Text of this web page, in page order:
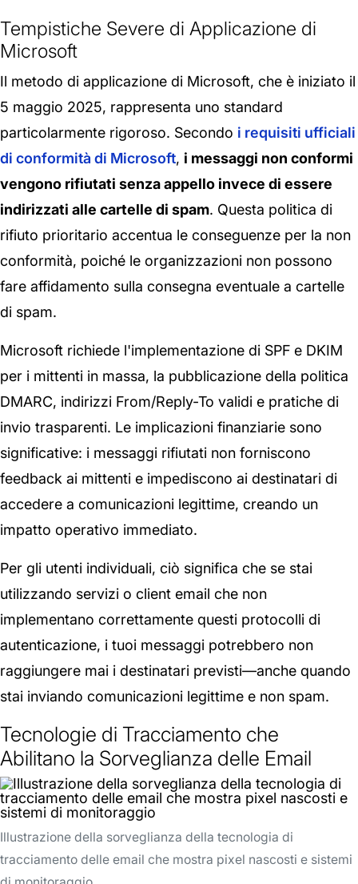
Tempistiche Severe di Applicazione di
Microsoft
Il metodo di applicazione di Microsoft, che è iniziato il
5 maggio 2025, rappresenta uno standard
particolarmente rigoroso. Secondo i requisiti ufficiali
di conformità di Microsoft, i messaggi non conformi
vengono rifiutati senza appello invece di essere
indirizzati alle cartelle di spam. Questa politica di
rifiuto prioritario accentua le conseguenze per la non
conformità, poiché le organizzazioni non possono
fare affidamento sulla consegna eventuale a cartelle
di spam.
Microsoft richiede l'implementazione di SPF e DKIM
per i mittenti in massa, la pubblicazione della politica
DMARC, indirizzi From/Reply-To validi e pratiche di
invio trasparenti. Le implicazioni finanziarie sono
significative: i messaggi rifiutati non forniscono
feedback ai mittenti e impediscono ai destinatari di
accedere a comunicazioni legittime, creando un
impatto operativo immediato.
Per gli utenti individuali, ciò significa che se stai
utilizzando servizi o client email che non
implementano correttamente questi protocolli di
autenticazione, i tuoi messaggi potrebbero non
raggiungere mai i destinatari previsti—anche quando
stai inviando comunicazioni legittime e non spam.
Tecnologie di Tracciamento che
Abilitano la Sorveglianza delle Email
Illustrazione della sorveglianza della tecnologia di
tracciamento delle email che mostra pixel nascosti e sistemi